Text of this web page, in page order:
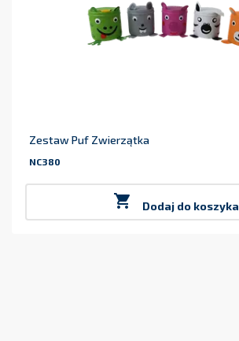
Zestaw Puf Zwierzątka
NC380
 Dodaj do koszyka